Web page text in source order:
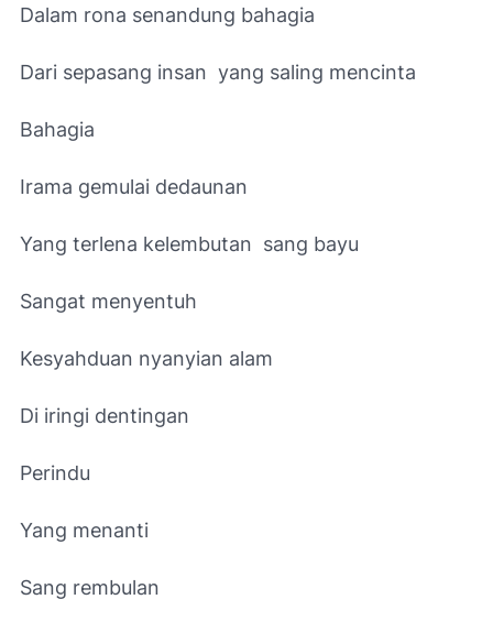
Dalam rona senandung bahagia
Dari sepasang insan yang saling mencinta
Bahagia
Irama gemulai dedaunan
Yang terlena kelembutan sang bayu
Sangat menyentuh
Kesyahduan nyanyian alam
Di iringi dentingan
Perindu
Yang menanti
Sang rembulan